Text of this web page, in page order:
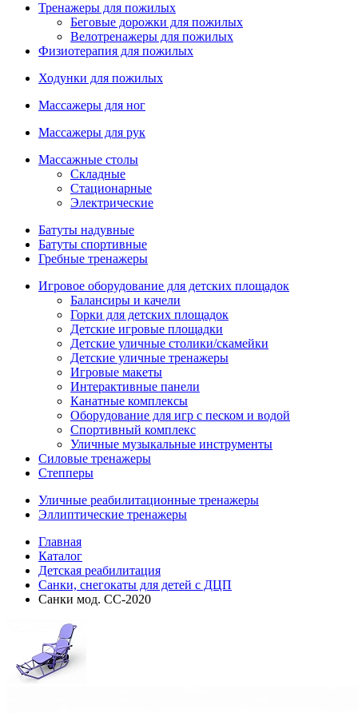
Тренажеры для пожилых
Беговые дорожки для пожилых
Велотренажеры для пожилых
Физиотерапия для пожилых
Ходунки для пожилых
Массажеры для ног
Массажеры для рук
Массажные столы
Складные
Стационарные
Электрические
Батуты надувные
Батуты спортивные
Гребные тренажеры
Игровое оборудование для детских площадок
Балансиры и качели
Горки для детских площадок
Детские игровые площадки
Детские уличные столики/скамейки
Детские уличные тренажеры
Игровые макеты
Интерактивные панели
Канатные комплексы
Оборудование для игр с песком и водой
Спортивный комплекс
Уличные музыкальные инструменты
Силовые тренажеры
Степперы
Уличные реабилитационные тренажеры
Эллиптические тренажеры
Главная
Каталог
Детская реабилитация
Санки, снегокаты для детей с ДЦП
Санки мод. СС-2020